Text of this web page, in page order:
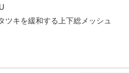
ツキを緩和する上下総メッシュ